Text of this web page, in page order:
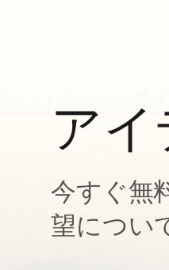
ア
今すぐ無
望につい